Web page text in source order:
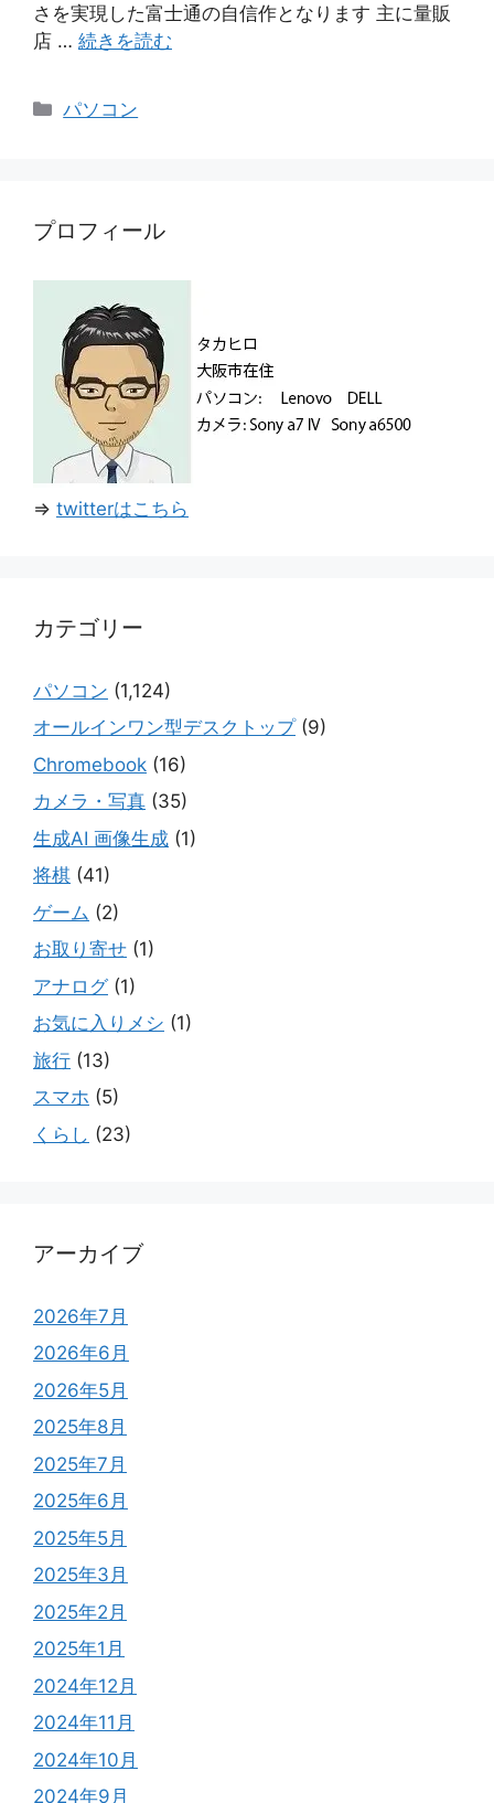
さを実現した富士通の自信作となります 主に量販
店 … 続きを読む
カ
パソコン
プロフィール
⇒ twitterはこちら
カテゴリー
パソコン (1,124)
オールインワン型デスクトップ(9)
Chromebook (16)
カメラ・写真 (35)
生成AI 画像生成 (1)
将棋 (41)
ゲーム (2)
お取り寄せ (1)
アナログ(1)
お気に入りメシ (1)
旅行 (13)
スマホ (5)
くらし (23)
アーカイブ
2026年7月
2026年6月
2026年5月
2025年8月
2025年7月
2025年6月
2025年5月
2025年3月
2025年2月
2025年1月
2024年12月
2024年11月
2024年10月
2024年9月